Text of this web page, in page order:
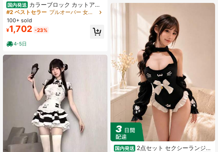
国内発送 カラーブロック カットアン
ドソー ラッフルヘム ラッフル リボ
ン
#2 ベストセラー
プルオーバー 女性用コスプレ衣装
100+ sold
¥1,702 -23%
4-5日
国内発送 2点セット セクシーランジェ